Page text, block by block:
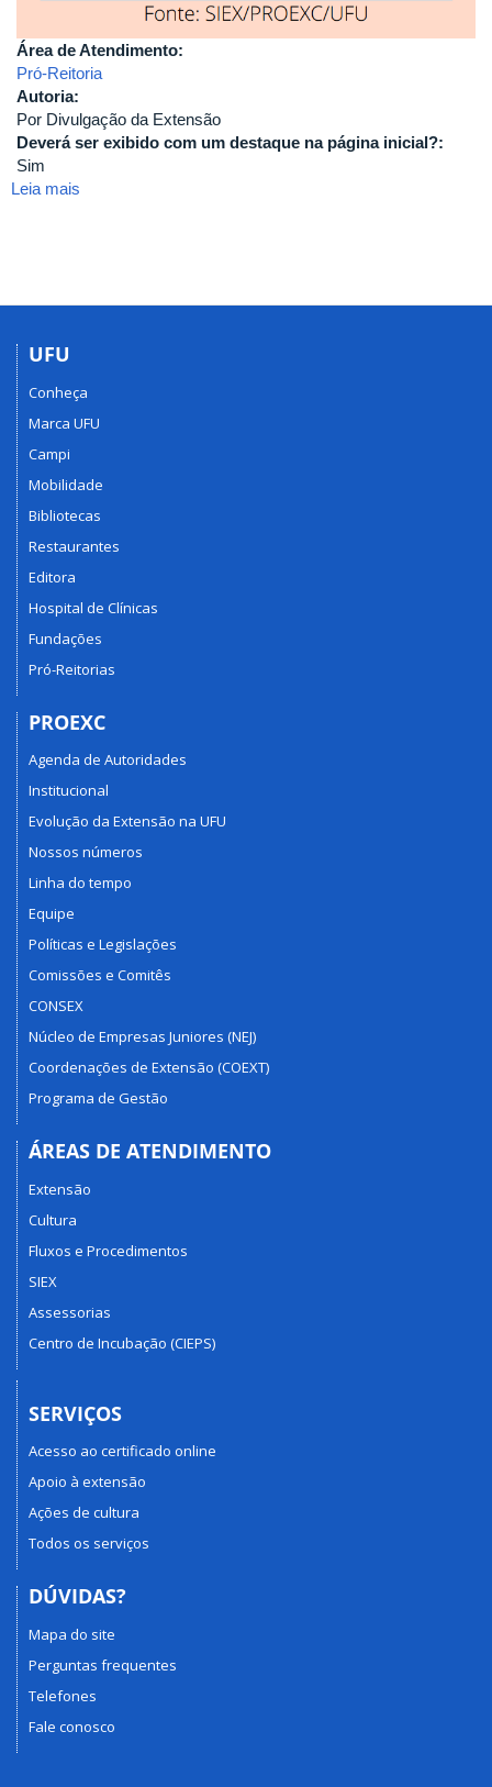
Área de Atendimento:
Pró-Reitoria
Autoria:
Por Divulgação da Extensão
Deverá ser exibido com um destaque na página inicial?:
Sim
Leia mais
UFU
Conheça
Marca UFU
Campi
Mobilidade
Bibliotecas
Restaurantes
Editora
Hospital de Clínicas
Fundações
Pró-Reitorias
PROEXC
Agenda de Autoridades
Institucional
Evolução da Extensão na UFU
Nossos números
Linha do tempo
Equipe
Políticas e Legislações
Comissões e Comitês
CONSEX
Núcleo de Empresas Juniores (NEJ)
Coordenações de Extensão (COEXT)
Programa de Gestão
ÁREAS DE ATENDIMENTO
Extensão
Cultura
Fluxos e Procedimentos
SIEX
Assessorias
Centro de Incubação (CIEPS)
SERVIÇOS
Acesso ao certificado online
Apoio à extensão
Ações de cultura
Todos os serviços
DÚVIDAS?
Mapa do site
Perguntas frequentes
Telefones
Fale conosco